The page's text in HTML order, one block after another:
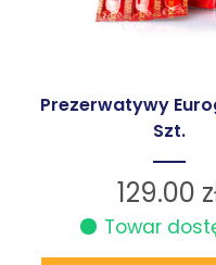
Prezerwatywy
Szt.
129.00
Towar